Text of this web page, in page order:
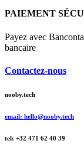
PAIEMENT
Payez avec
bancaire
Contactez-nous
nooby.tech
email: hello@nooby.tech
tel: +32 471 62 40 39